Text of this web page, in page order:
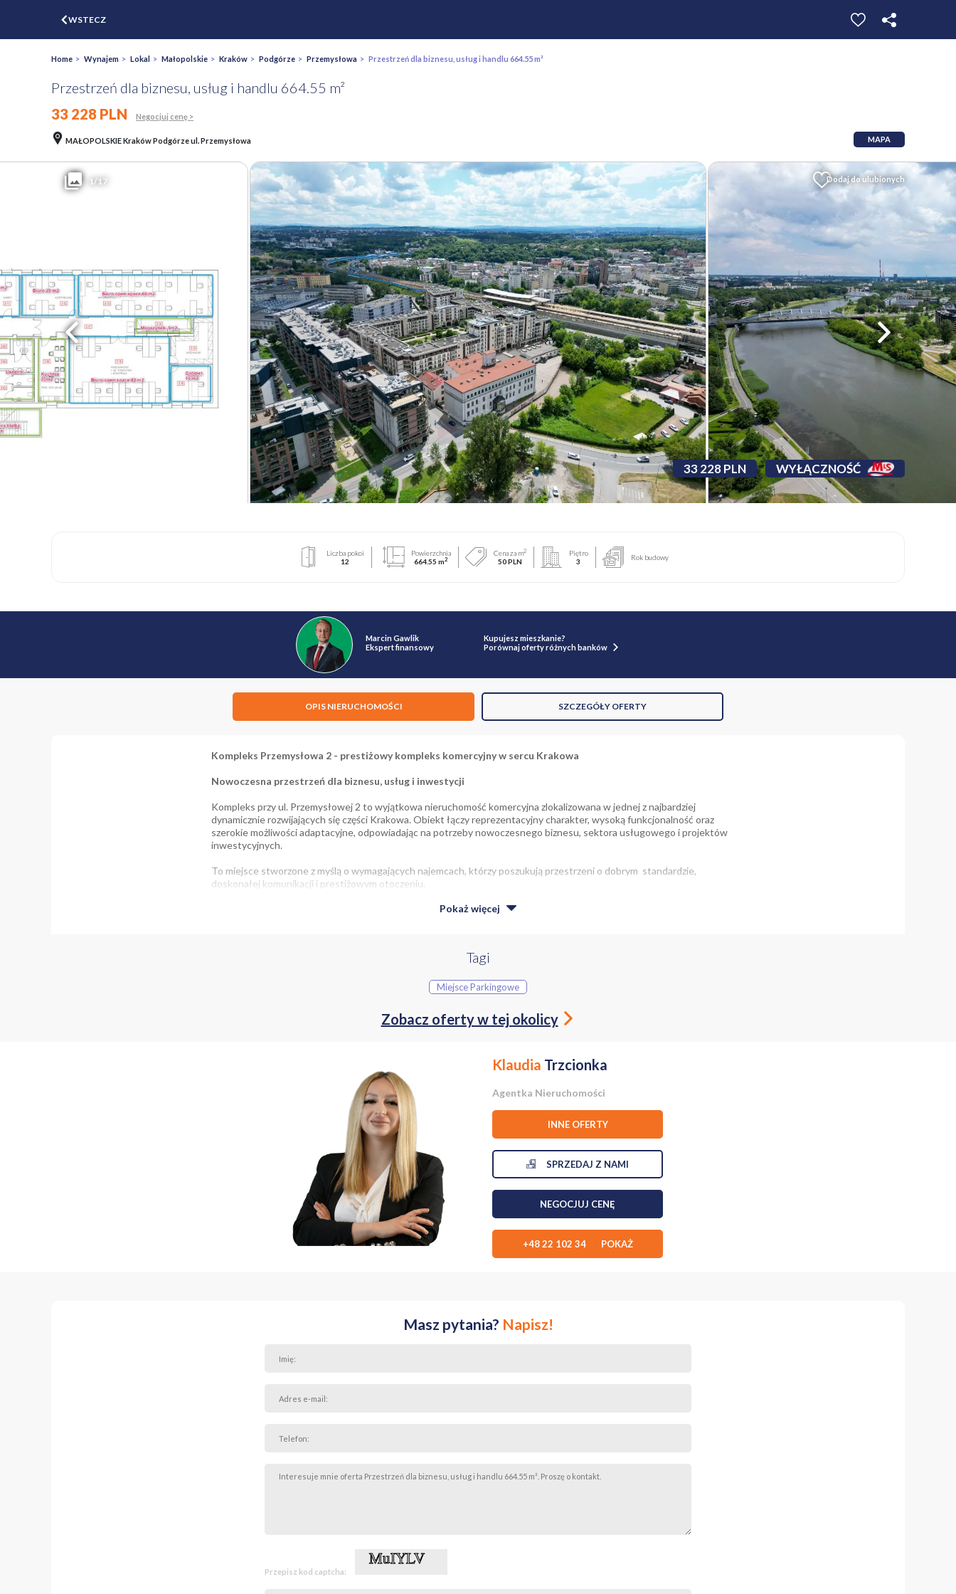
WSTECZ
Home > Wynajem > Lokal > Małopolskie > Kraków > Podgórze > Przemysłowa > Przestrzeń dla biznesu, usług i handlu 664.55 m²
Przestrzeń dla biznesu, usług i handlu 664.55 m²
33 228 PLN
Negocjuj cenę >
MAŁOPOLSKIE Kraków Podgórze ul. Przemysłowa MAPA
1/17
33 228 PLN WYŁĄCZNOŚĆ
Dodaj do ulubionych
Liczba pokoi
12
Powierzchnia
664.55 m2
Cena za m2
50 PLN
Piętro
3
Rok budowy
Marcin Gawlik
Ekspert finansowy
Kupujesz mieszkanie?
Porównaj oferty różnych banków
OPIS NIERUCHOMOŚCI SZCZEGÓŁY OFERTY
Kompleks Przemysłowa 2 - prestiżowy kompleks komercyjny w sercu Krakowa
Nowoczesna przestrzeń dla biznesu, usług i inwestycji
Kompleks przy ul. Przemysłowej 2 to wyjątkowa nieruchomość komercyjna zlokalizowana w jednej z najbardziej
dynamicznie rozwijających się części Krakowa. Obiekt łączy reprezentacyjny charakter, wysoką funkcjonalność oraz
szerokie możliwości adaptacyjne, odpowiadając na potrzeby nowoczesnego biznesu, sektora usługowego i projektów
inwestycyjnych.
To miejsce stworzone z myślą o wymagających najemcach, którzy poszukują przestrzeni o dobrym standardzie,
doskonałej komunikacji i prestiżowym otoczeniu.
aneks kuchenny: 3,91 m2
archiwum: 12,19 m2
Wysokość pomieszczeń to 3,5 m.
Na terenie obiektu znajdują się liczne dostępne miejsca parkingowe możliwe do wynajęcia.
całodobowej ochronie oraz monitoringowi,
Pokaż więcej
Tagi
Miejsce Parkingowe
Zobacz oferty w tej okolicy
Klaudia Trzcionka
Agentka Nieruchomości
INNE OFERTY
SPRZEDAJ Z NAMI
NEGOCJUJ CENĘ
+48 22 102 34 POKAŻ
Masz pytania? Napisz!
Przepisz kod captcha: